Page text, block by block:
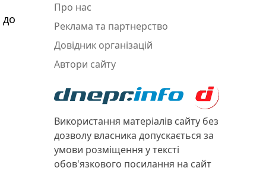
до
Про нас
Реклама та партнерство
Довідник організацій
Автори сайту
Використання матеріалів сайту без
дозволу власника допускається за
умови розміщення у тексті
обов'язкового посилання на сайт